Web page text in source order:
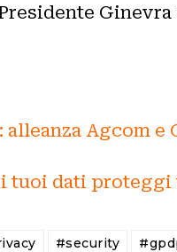
Agcom e
tuoi dati proteggi
#security